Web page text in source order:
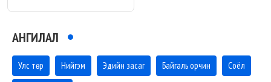
АНГИЛАЛ
Улс төр Нийгэм Эдийн засаг Байгаль орчин Соёл